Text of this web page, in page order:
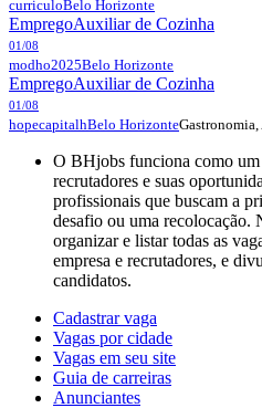
curriculoBelo Horizonte
EmpregoAuxiliar de Cozinha
01/08
modho2025Belo Horizonte
EmpregoAuxiliar de Cozinha
01/08
hopecapitalhBelo Horizonte
O BHjobs funciona como
recrutadores e suas
profissionais que buscam a
desafio ou uma recolocação.
organizar e listar todas as
empresa e recrutadores, e
candidatos.
Cadastrar vaga
Vagas por cidade
Vagas em seu site
Guia de carreiras
Anunciantes